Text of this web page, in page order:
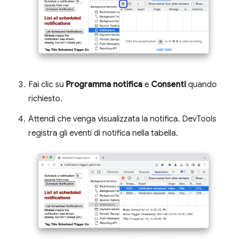
Fai clic su Programma notifica e Consenti quando
richiesto.
Attendi che venga visualizzata la notifica. DevTools
registra gli eventi di notifica nella tabella.